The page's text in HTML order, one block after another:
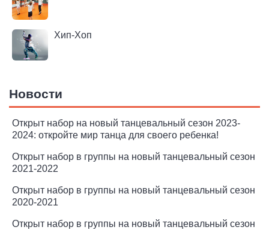
Хип-Хоп
Новости
Открыт набор на новый танцевальный сезон 2023-
2024: откройте мир танца для своего ребенка!
Открыт набор в группы на новый танцевальный сезон
2021-2022
Открыт набор в группы на новый танцевальный сезон
2020-2021
Открыт набор в группы на новый танцевальный сезон